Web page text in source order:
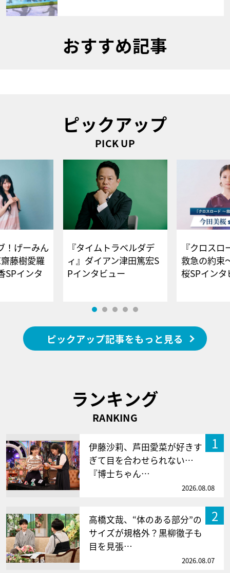
おすすめ記事
ピックアップ
PICK UP
！げーみん
藤樹愛羅
SPインタ
『タイムトラベルダデ
ィ』ダイアン津田篤宏S
Pインタビュー
『クロス
救急の約束
桜SPイ
ピックアップ記事をもっと見る
ランキング
RANKING
1
伊藤沙莉、芦田愛菜が好きす
ぎて目を合わせられない…
『博士ちゃん…
2026.08.08
2
高橋文哉、“体のある部分”の
サイズが規格外？黒柳徹子も
目を見張…
2026.08.07